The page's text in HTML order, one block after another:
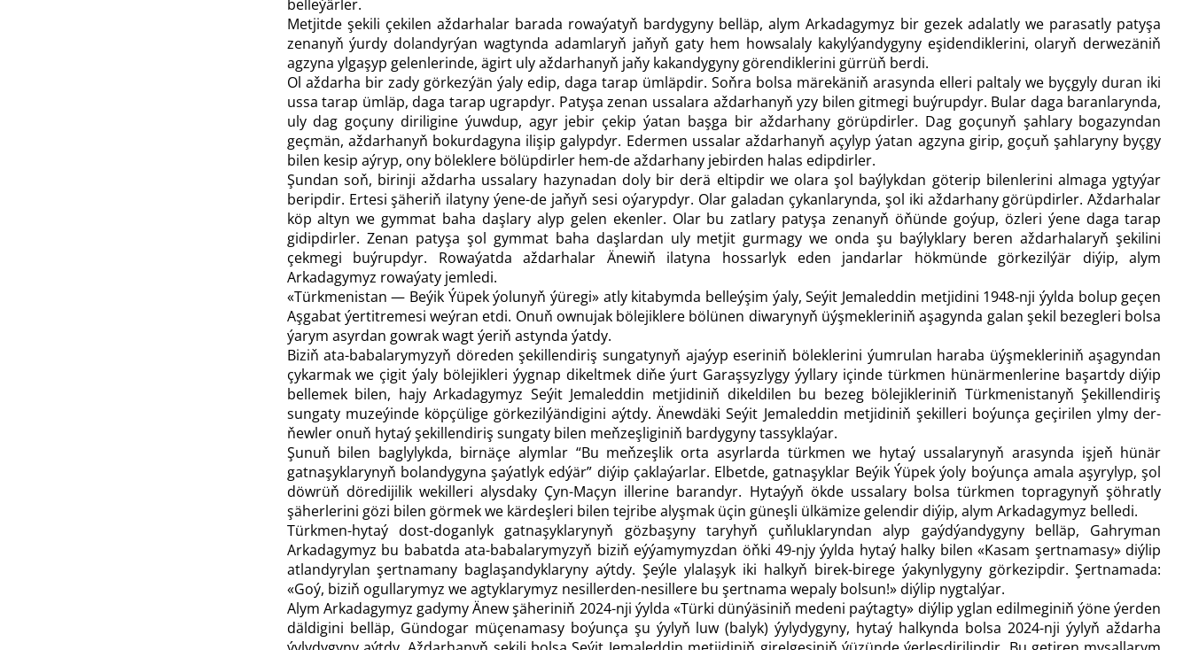
belleýärler.
Metjitde şekili çekilen aždarhalar barada rowaýatyň bardygyny belläp, alym Arkadagymyz bir gezek adalatly we parasatly patyşa
zenanyň ýurdy dolandyrýan wagtynda adamlaryň ja­ňyň gaty hem howsalaly kakylýandygyny eşidendiklerini, olaryň derwezäniň
agzyna ylgaşyp gelenlerinde, ägirt uly aždarhanyň ja­ňy kakandygyny görendiklerini gürrüň berdi.
Ol aždarha bir zady görkezýän ýaly edip, daga tarap ümläpdir. Soň­ra bolsa märekäniň arasynda elleri paltaly we byçgyly duran iki
ussa tarap ümläp, daga tarap ugrapdyr. Patyşa zenan ussalara aždarhanyň yzy bilen gitmegi buýrupdyr. Bular daga baranlarynda,
uly dag goçuny diriligine ýuwdup, agyr jebir çekip ýatan başga bir aždarhany görüpdirler. Dag goçunyň şahlary bogazyndan
geçmän, aždarhanyň bokurdagyna ilişip galypdyr. Edermen ussalar aždarhanyň açylyp ýatan agzyna girip, goçuň şahlaryny byçgy
bilen kesip aýryp, ony böleklere bölüpdirler hem-de aždarhany jebirden halas edipdirler.
Şundan soň, birinji aždarha ussalary hazynadan doly bir derä eltipdir we olara şol baýlykdan göterip bilenlerini almaga ygtyýar
beripdir. Ertesi şäheriň ilatyny ýene-de ja­ňyň sesi oýarypdyr. Olar galadan çykanlarynda, şol iki aždarhany görüpdirler. Aždarhalar
köp altyn we gymmat baha daşlary alyp gelen ekenler. Olar bu zatlary patyşa zenanyň öňünde goýup, özleri ýene daga tarap
gidipdirler. Zenan patyşa şol gymmat baha daşlardan uly metjit gurmagy we onda şu baýlyklary beren aždarhalaryň şekilini
çekmegi buýrupdyr. Rowaýatda aždarhalar Änewiň ilatyna hossarlyk eden jandarlar hökmünde görkezilýär diýip, alym
Arkadagymyz rowaýaty jemledi.
«Türkmenistan — Beýik Ýüpek ýolunyň ýüregi» atly kitabymda belleýşim ýaly, Seýit Jemaleddin metjidini 1948-nji ýylda bolup geçen
Aşgabat ýertitremesi weýran etdi. Onuň ownujak bölejiklere bölünen diwarynyň üýşmekleriniň aşagynda galan şekil bezegleri bolsa
ýarym asyrdan gowrak wagt ýeriň astynda ýatdy.
Biziň ata-babalarymyzyň döreden şekillendiriş sungatynyň ajaýyp eseriniň böleklerini ýumrulan haraba üýşmekleriniň aşagyndan
çykarmak we çigit ýaly bölejikleri ýygnap dikeltmek di­ňe ýurt Garaşsyzlygy ýyllary içinde türkmen hünärmenlerine başartdy diýip
bellemek bilen, hajy Arkadagymyz Seýit Jemaleddin metjidiniň dikeldilen bu bezeg bölejikleriniň Türkmenistanyň Şekillendiriş
sungaty muzeýinde köpçülige görkezilýändigini aýtdy. Änewdäki Seýit Jemaleddin metjidiniň şekilleri boýunça geçirilen ylmy der­
ňewler onuň hytaý şekillendiriş sungaty bilen meň­zeşliginiň bardygyny tassyklaýar.
Şunuň bilen baglylykda, birnäçe alymlar “Bu meň­zeşlik orta asyrlarda türkmen we hytaý ussalarynyň arasynda işjeň hünär
gatnaşyklarynyň bolandygyna şaýatlyk edýär” diýip çaklaýarlar. Elbetde, gatnaşyklar Beýik Ýüpek ýoly boýunça amala aşyrylyp, şol
döwrüň döredijilik wekilleri alysdaky Çyn-Maçyn illerine barandyr. Hytaýyň ökde ussalary bolsa türkmen topragynyň şöhratly
şäherlerini gözi bilen görmek we kärdeşleri bilen tejribe alyşmak üçin güneşli ülkämize gelendir diýip, alym Arkadagymyz belledi.
Türkmen-hytaý dost-doganlyk gatnaşyklarynyň gözbaşyny taryhyň çuň­luklaryndan alyp gaýdýandygyny belläp, Gahryman
Arkadagymyz bu babatda ata-babalarymyzyň biziň eýýamymyzdan öň­ki 49-njy ýylda hytaý halky bilen «Kasam şertnamasy» diýlip
atlandyrylan şertnamany baglaşandyklaryny aýtdy. Şeýle ylalaşyk iki halkyň birek-birege ýakynlygyny görkezipdir. Şertnamada:
«Goý, biziň ogullarymyz we agtyklarymyz nesillerden-nesillere bu şertnama wepaly bolsun!» diýlip nygtalýar.
Alym Arkadagymyz gadymy Änew şäheriniň 2024-nji ýylda «Türki dünýäsiniň medeni paýtagty» diýlip yglan edilmeginiň ýöne ýerden
däldigini belläp, Gündogar müçenamasy boýunça şu ýylyň luw (balyk) ýylydygyny, hytaý halkynda bolsa 2024-nji ýylyň aždarha